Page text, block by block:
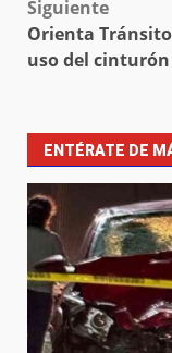
Siguiente
Orienta
uso del
ENTÉRATE DE